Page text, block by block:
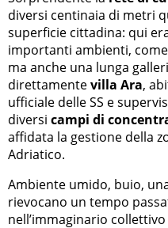
diversi centinaia di metri
superficie cittadina: qui
importanti ambienti,
ma anche una lunga
direttamentevilla Ara,
ufficiale delle SS e
diversi campi di
affidata la gestione della
Adriatico.
Ambiente umido, buio,
rievocano un tempo
nell’immaginario